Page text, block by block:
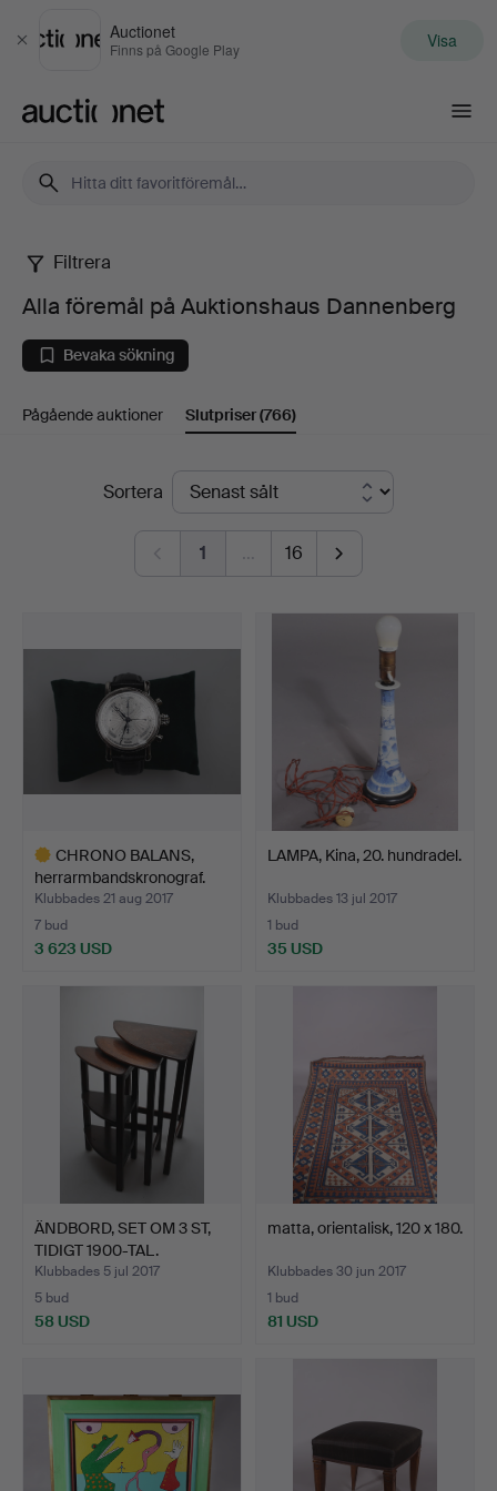
Stäng
Auctionet
Finns på Google Play Visa
Alla
föremål
på
Auktionshaus
Dannenberg
Filtrera
Alla föremål på Auktionshaus Dannenberg
Bevaka sökning
Pågående auktioner Slutpriser(766)
SlutpriserSortera
1 … 16
CHRONO BALANS,
herrarmbandskronograf.
Klubbades 21 aug 2017
7 bud
3 623 USD
LAMPA, Kina, 20. hundradel.
Klubbades 13 jul 2017
1 bud
35 USD
ÄNDBORD, SET OM 3 ST,
TIDIGT 1900-TAL.
Klubbades 5 jul 2017
5 bud
58 USD
matta, orientalisk, 120 x 180.
Klubbades 30 jun 2017
1 bud
81 USD